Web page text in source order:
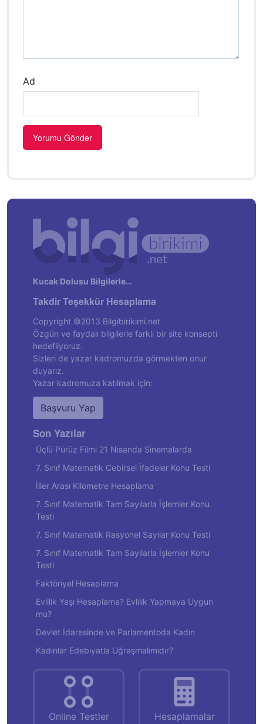
Ad
Kucak Dolusu Bilgilerle…
Takdir Teşekkür Hesaplama
Copyright ©2013 Bilgibirikimi.net
Özgün ve faydalı bilgilerle farklı bir site konsepti
hedefliyoruz.
Sizleri de yazar kadromuzda görmekten onur
duyarız.
Yazar kadromuza katılmak için:
Başvuru Yap
Son Yazılar
Üçlü Pürüz Filmi 21 Nisanda Sinemalarda
7. Sınıf Matematik Cebirsel İfadeler Konu Testi
İller Arası Kilometre Hesaplama
7. Sınıf Matematik Tam Sayılarla İşlemler Konu
Testi
7. Sınıf Matematik Rasyonel Sayılar Konu Testi
7. Sınıf Matematik Tam Sayılarla İşlemler Konu
Testi
Faktöriyel Hesaplama
Evlilik Yaşı Hesaplama? Evlilik Yapmaya Uygun
mu?
Devlet İdaresinde ve Parlamentoda Kadın
Kadınlar Edebiyatla Uğraşmalımıdır?
Online Testler Hesaplamalar